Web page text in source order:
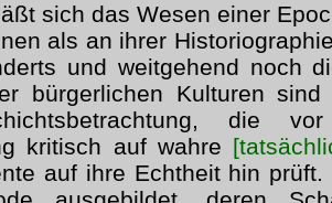
sich das Wesen einer
als an ihrer
und weitgehend noch
bürgerlichen Kulturen sind
die
kritisch auf wahre
auf ihre Echtheit hin